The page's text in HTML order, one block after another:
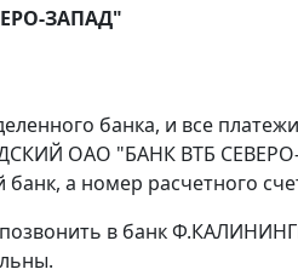
ЗАПАД"
банка, и все
ОАО "БАНК ВТБ
а номер расчетного
позвонить в банк